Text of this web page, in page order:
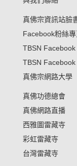
真佛宗資訊站臉
Facebook粉絲專
TBSN Facebook
TBSN
真佛宗網路大學
真佛功德總會
真佛網路直播
西雅圖雷藏寺
彩虹雷藏寺
台灣雷藏寺